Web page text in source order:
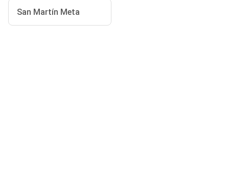
San Martín Meta